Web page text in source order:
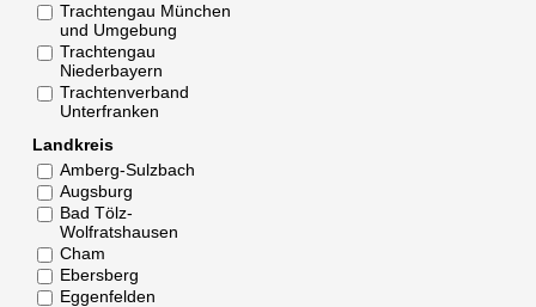
Trachtengau München
und Umgebung
Trachtengau
Niederbayern
Trachtenverband
Unterfranken
Landkreis
Amberg-Sulzbach
Augsburg
Bad Tölz-
Wolfratshausen
Cham
Ebersberg
Eggenfelden